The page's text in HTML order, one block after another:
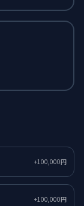
+100,000円
+100,000円